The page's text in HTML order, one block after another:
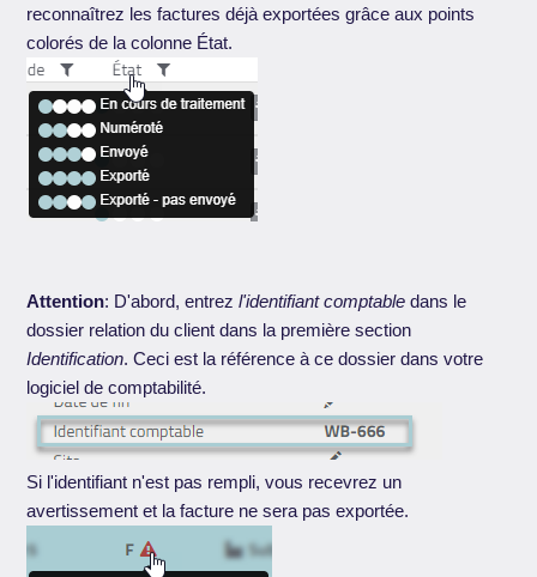
reconnaîtrez les factures déjà exportées grâce aux points
colorés de la colonne État.
Attention: D'abord, entrezl'identifiant comptable dans le
dossier relation du client dans la première section
Identification. Ceci est la référence à ce dossier dans votre
logiciel de comptabilité.
Si l'identifiant n'est pas rempli, vous recevrez un
avertissement et la facture ne sera pas exportée.